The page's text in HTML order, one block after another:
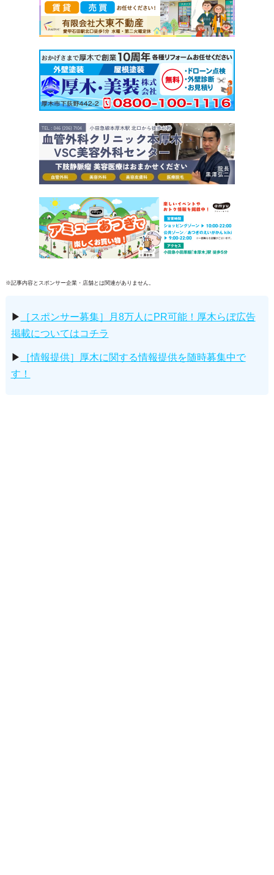
※記事内容とスポンサー企業・店舗とは関連がありません。
▶
［スポンサー募集］月8万人にPR可能！厚木らぼ広告
掲載についてはコチラ
▶
［情報提供］厚木に関する情報提供を随時募集中で
す！